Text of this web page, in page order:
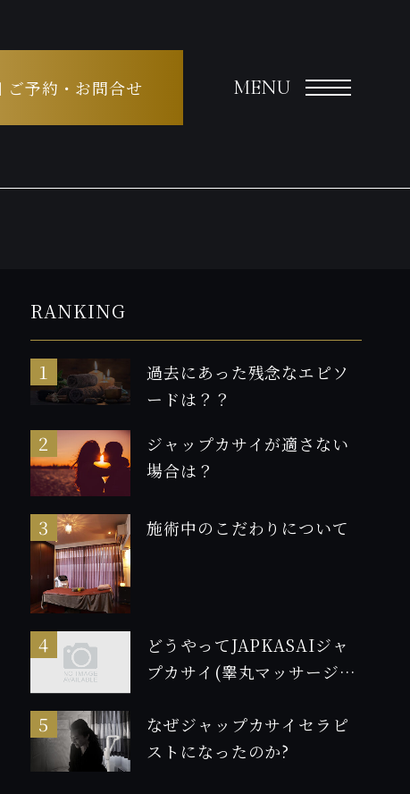
ご予約・お問合せ MENU
RANKING
過去にあった残念なエピソ
ードは？？
ジャップカサイが適さない
場合は？
施術中のこだわりについて
どうやってJAPKASAIジャ
プカサイ(睾丸マッサージ)
なぜジャップカサイセラピ
ストになったのか?